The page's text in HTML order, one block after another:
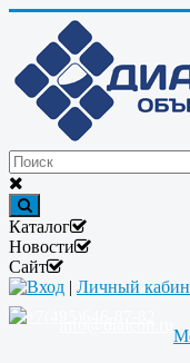
Каталог
Новости
Сайт
Вход | Личный